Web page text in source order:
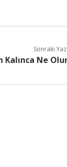
Sonraki
Kalınca Ne